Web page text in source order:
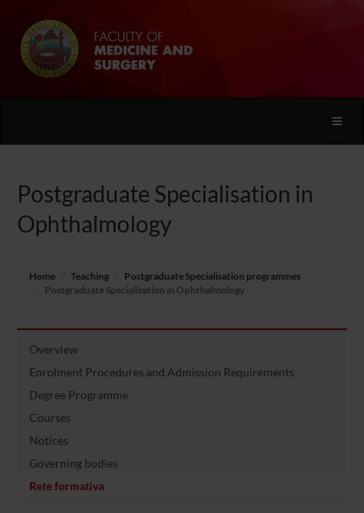
Toggle
Postgraduate Specialisation in
Ophthalmology
Home Teaching
Postgraduate Specialisation programmes
Postgraduate Specialisation in Ophthalmology
Overview
Enrolment Procedures and Admission Requirements
Degree Programme
Courses
Notices
Governing bodies
Rete formativa